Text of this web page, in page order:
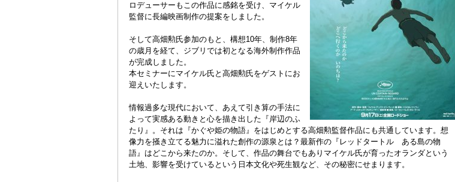
ロデューサーもこの作品に感銘を受け、マイケル
監督に長編映画制作の提案をしました。
そして高畑勲氏参加のもと、構想10年、制作8年
の歳月を経て、ジブリでは初となる海外制作作品
が完成しました。
本セミナーにマイケル氏と高畑勲氏をゲストにお
迎えいたします。
情報過多な現代において、あえて引き算の手法に
よって実感ある動きと心を描き出した『岸辺のふ
たり』。それは『かぐや姫の物語』をはじめとする高畑勲監督作品にも共通しています。想
像力を掻き立てる魅力に溢れた創作の源泉とは？最新作の『レッドタートル ある島の物
語』はどこから来たのか。そして、作品の舞台でもありマイケル氏が育ったオランダという
土地、影響を受けているという日本文化や死生観など、その秘密にせまります。